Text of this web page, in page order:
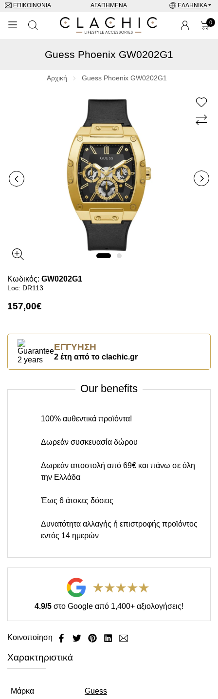
ΕΠΙΚΟΙΝΩΝΊΑ ΑΓΑΠΗΜΈΝΑ ΕΛΛΗΝΙΚΆ
0
ΜΑΡΚΕΣ
ΡΟΛΌΓΙΑ
ΚΟΣΜΉΜΑΤΑ
ΓΥΑΛΙΆ ΗΛΊΟΥ
ΑΞΕΣΟΥΑΡ
SPECIAL OFFERS
Guess Phoenix GW0202G1
Αρχική Guess Phoenix GW0202G1
Κωδικός: GW0202G1
Loc: DR113
157,00€
ΕΓΓΎΗΣΗ
2 έτη από το clachic.gr
Our benefits
100% αυθεντικά προϊόντα!
Δωρεάν συσκευασία δώρου
Δωρεάν αποστολή από 69€ και πάνω σε όλη
την Ελλάδα
Έως 6 άτοκες δόσεις
Δυνατότητα αλλαγής ή επιστροφής προϊόντος
εντός 14 ημερών
4.9/5 στο Google από 1,400+ αξιολογήσεις!
Κοινοποίηση
Χαρακτηριστικά
Μάρκα
Guess